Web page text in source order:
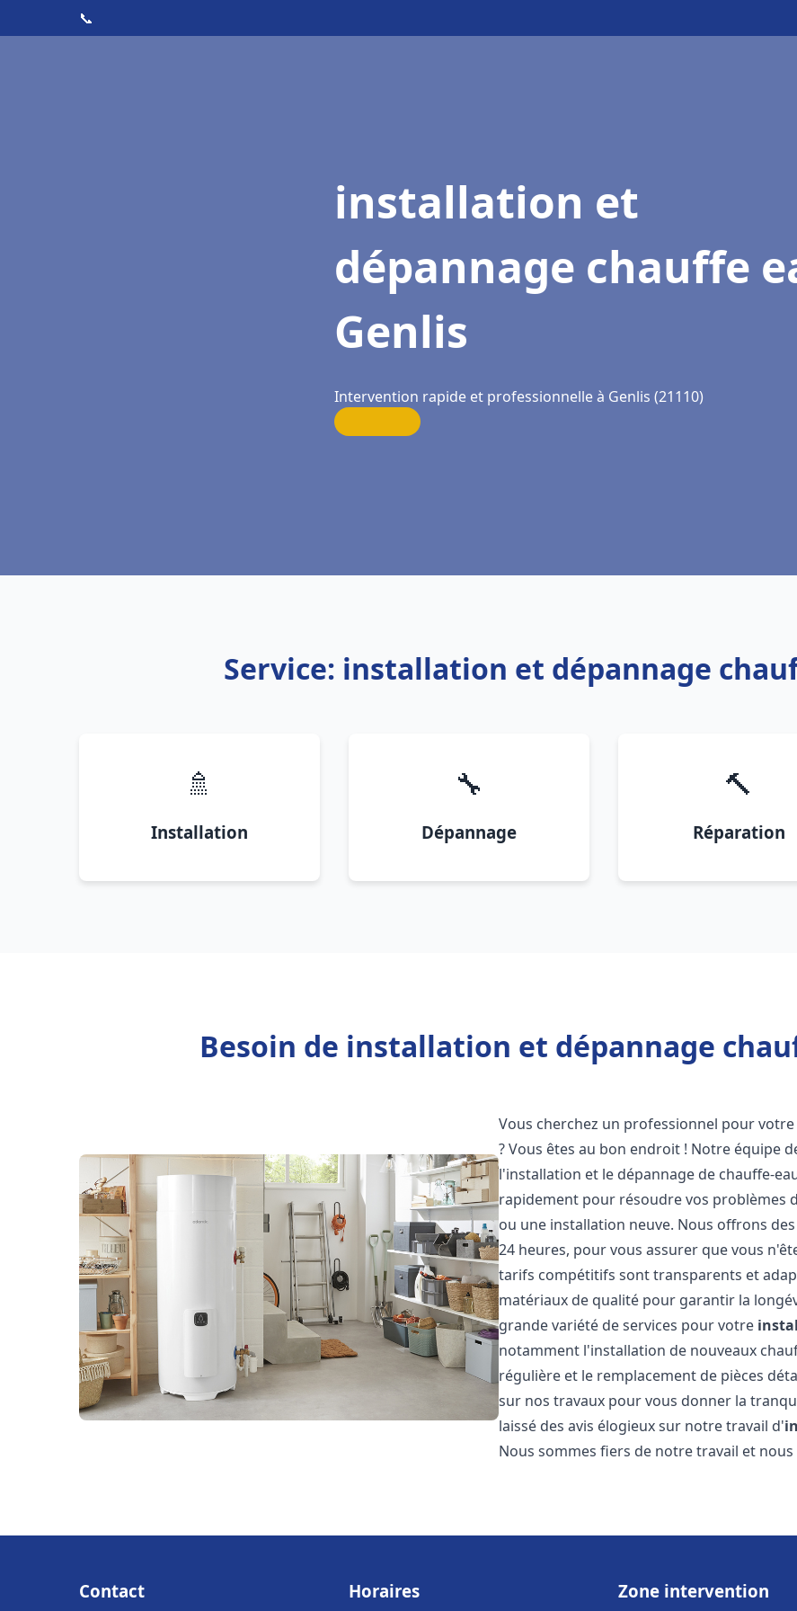
📞
installation et
dépannage chauffe
Genlis
Intervention rapide et professionnelle à Genlis (21110)
Service: installation et dépannage
🚿
Installation
🔧
Dépannage
🔨
Réparation
Besoin de installation et dépannage
Vous cherchez un professionnel pour votre
? Vous êtes au bon endroit ! Notre équipe
l'installation et le dépannage de chauffe-
rapidement pour résoudre vos problèmes
ou une installation neuve. Nous offrons
24 heures, pour vous assurer que vous
tarifs compétitifs sont transparents et
matériaux de qualité pour garantir la
grande variété de services pour votre
notamment l'installation de nouveaux
régulière et le remplacement de pièces
sur nos travaux pour vous donner la
laissé des avis élogieux sur notre travail d'
Nous sommes fiers de notre travail et
Contact Horaires Zone intervention